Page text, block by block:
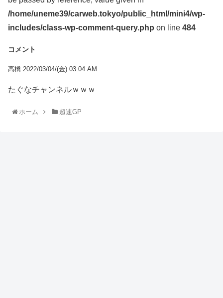
/home/uneme39/carweb.tokyo/public_html/mini4/wp-
includes/class-wp-comment-query.php on line 484
コメント
高橋 2022/03/04/(金) 03:04 AM
たぐなチャンネルｗｗｗ
ホーム 超速GP